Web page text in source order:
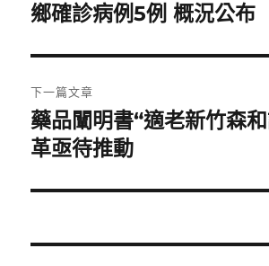
導
覽
一
文
章:
鄉確診病例5例 概況公布
下一篇文章
下
一
文
藥品闡明書“適老新竹森
革亟待推動